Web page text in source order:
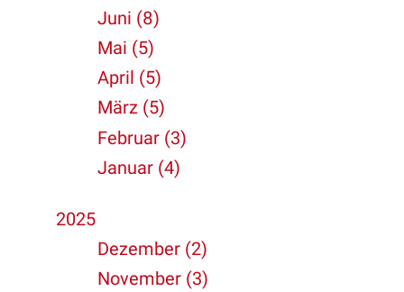
Juni (8)
Mai (5)
April (5)
März (5)
Februar (3)
Januar (4)
2025
Dezember (2)
November (3)